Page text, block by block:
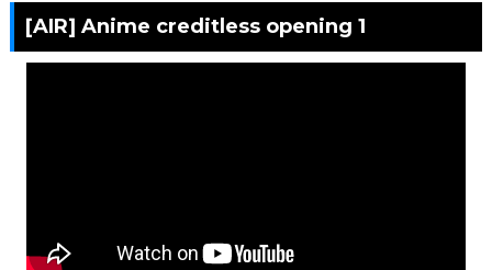
[AIR] Anime creditless opening 1